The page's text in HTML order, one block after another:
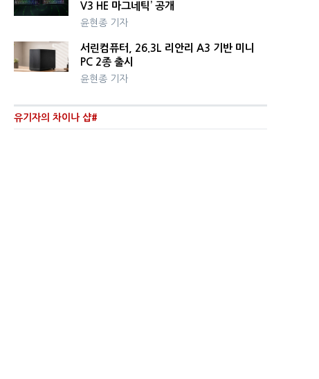
V3 HE 마그네틱’ 공개
윤현종 기자
서린컴퓨터, 26.3L 리안리 A3 기반 미니
PC 2종 출시
윤현종 기자
유기자의 차이나 샵#